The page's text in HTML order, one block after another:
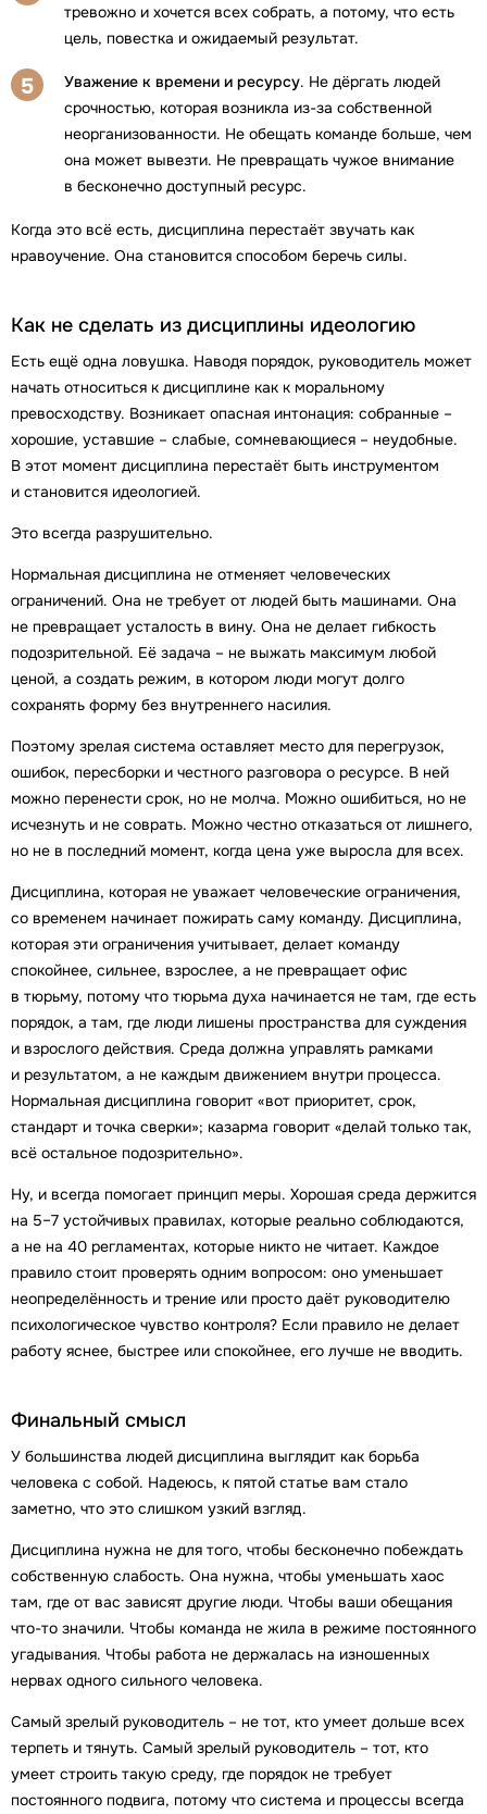
тревожно и хочется всех собрать, а потому, что есть
цель, повестка и ожидаемый результат.
5 Уважение к времени и ресурсу. Не дёргать людей
срочностью, которая возникла из-за собственной
неорганизованности. Не обещать команде больше, чем
она может вывезти. Не превращать чужое внимание
в бесконечно доступный ресурс.
Когда это всё есть, дисциплина перестаёт звучать как
нравоучение. Она становится способом беречь силы.
Как не сделать из дисциплины идеологию
Есть ещё одна ловушка. Наводя порядок, руководитель может
начать относиться к дисциплине как к моральному
превосходству. Возникает опасная интонация: собранные –
хорошие, уставшие – слабые, сомневающиеся – неудобные.
В этот момент дисциплина перестаёт быть инструментом
и становится идеологией.
Это всегда разрушительно.
Нормальная дисциплина не отменяет человеческих
ограничений. Она не требует от людей быть машинами. Она
не превращает усталость в вину. Она не делает гибкость
подозрительной. Её задача – не выжать максимум любой
ценой, а создать режим, в котором люди могут долго
сохранять форму без внутреннего насилия.
Поэтому зрелая система оставляет место для перегрузок,
ошибок, пересборки и честного разговора о ресурсе. В ней
можно перенести срок, но не молча. Можно ошибиться, но не
исчезнуть и не соврать. Можно честно отказаться от лишнего,
но не в последний момент, когда цена уже выросла для всех.
Дисциплина, которая не уважает человеческие ограничения,
со временем начинает пожирать саму команду. Дисциплина,
которая эти ограничения учитывает, делает команду
спокойнее, сильнее, взрослее, а не превращает офис
в тюрьму, потому что тюрьма духа начинается не там, где есть
порядок, а там, где люди лишены пространства для суждения
и взрослого действия. Среда должна управлять рамками
и результатом, а не каждым движением внутри процесса.
Нормальная дисциплина говорит «вот приоритет, срок,
стандарт и точка сверки»; казарма говорит «делай только так,
всё остальное подозрительно».
Ну, и всегда помогает принцип меры. Хорошая среда держится
на 5–7 устойчивых правилах, которые реально соблюдаются,
а не на 40 регламентах, которые никто не читает. Каждое
правило стоит проверять одним вопросом: оно уменьшает
неопределённость и трение или просто даёт руководителю
психологическое чувство контроля? Если правило не делает
работу яснее, быстрее или спокойнее, его лучше не вводить.
Финальный смысл
У большинства людей дисциплина выглядит как борьба
человека с собой. Надеюсь, к пятой статье вам стало
заметно, что это слишком узкий взгляд.
Дисциплина нужна не для того, чтобы бесконечно побеждать
собственную слабость. Она нужна, чтобы уменьшать хаос
там, где от вас зависят другие люди. Чтобы ваши обещания
что-то значили. Чтобы команда не жила в режиме постоянного
угадывания. Чтобы работа не держалась на изношенных
нервах одного сильного человека.
Самый зрелый руководитель – не тот, кто умеет дольше всех
терпеть и тянуть. Самый зрелый руководитель – тот, кто
умеет строить такую среду, где порядок не требует
постоянного подвига, потому что система и процессы всегда